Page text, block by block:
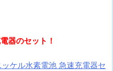
器のセット！
ケル水素電池 急速充電器セ